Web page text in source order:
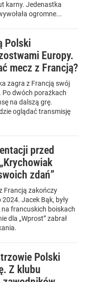
karny. Jedenastka
ogromne...
Polski
Europy.
mecz z Francją?
zagra z Francją swój
Po dwóch porażkach
na dalszą grę.
oglądać transmisję
przed
zdań”
Francją zakończy
Jacek Bąk, były
francuskich boiskach
dla „Wprost” zabrał
Polski
Z klubu